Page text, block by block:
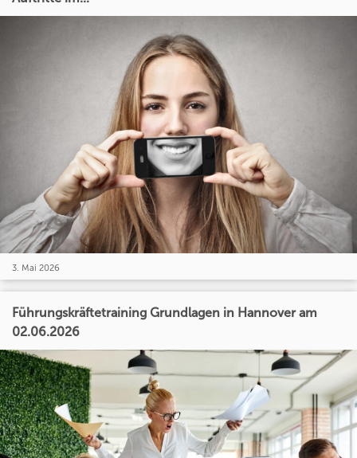
3. Mai 2026
Führungskräftetraining Grundlagen in Hannover am
02.06.2026